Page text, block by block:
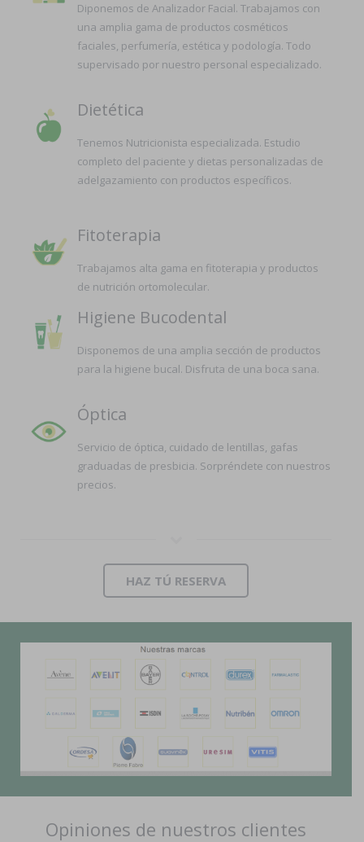
Diponemos de Analizador Facial. Trabajamos con
una amplia gama de productos cosméticos
faciales, perfumería, estética y podología. Todo
supervisado por nuestro personal especializado.
Dietética
Tenemos Nutricionista especializada. Estudio
completo del paciente y dietas personalizadas de
adelgazamiento con productos específicos.
Fitoterapia
Trabajamos alta gama en fitoterapia y productos
de nutrición ortomolecular.
Higiene Bucodental
Disponemos de una amplia sección de productos
para la higiene bucal. Disfruta de una boca sana.
Óptica
Servicio de óptica, cuidado de lentillas, gafas
graduadas de presbicia. Sorpréndete con nuestros
precios.
HAZ TÚ RESERVA
Opiniones de nuestros clientes